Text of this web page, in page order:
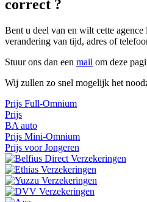
correct ?
Bent u deel van en wilt cette agence
verandering van tijd, adres of
Stuur ons dan een mail om deze
Wij zullen zo snel mogelijk het
Prijs Full-Omnium
Prijs
BA auto
Prijs Mini-Omnium
Prijs voor Jongeren